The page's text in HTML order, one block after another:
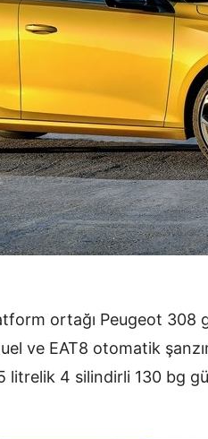
ortağı Peugeot 308
ve EAT8 otomatik
litrelik 4 silindirli 130 bg